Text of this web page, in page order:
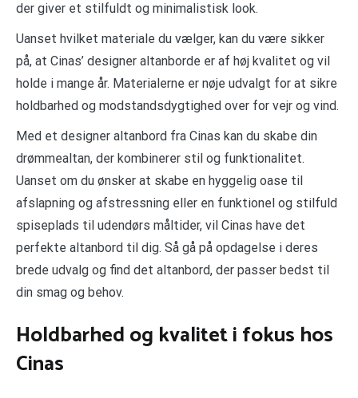
der giver et stilfuldt og minimalistisk look.
Uanset hvilket materiale du vælger, kan du være sikker
på, at Cinas’ designer altanborde er af høj kvalitet og vil
holde i mange år. Materialerne er nøje udvalgt for at sikre
holdbarhed og modstandsdygtighed over for vejr og vind.
Med et designer altanbord fra Cinas kan du skabe din
drømmealtan, der kombinerer stil og funktionalitet.
Uanset om du ønsker at skabe en hyggelig oase til
afslapning og afstressning eller en funktionel og stilfuld
spiseplads til udendørs måltider, vil Cinas have det
perfekte altanbord til dig. Så gå på opdagelse i deres
brede udvalg og find det altanbord, der passer bedst til
din smag og behov.
Holdbarhed og kvalitet i fokus hos
Cinas